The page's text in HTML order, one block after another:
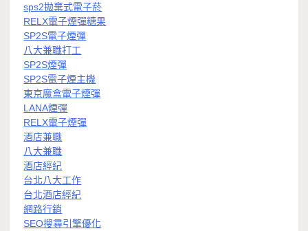
sps2拋棄式電子菸
RELX電子煙彈糖果
SP2S電子煙彈
八大兼職打工
SP2S煙彈
SP2S電子煙主機
東京魔盒電子煙彈
LANA煙彈
RELX電子煙彈
酒店兼職
八大兼職
酒店經紀
台北八大工作
台北酒店經紀
網路行銷
SEO搜尋引擎優化